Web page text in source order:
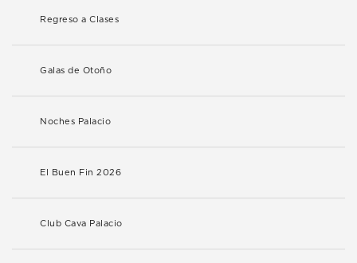
Regreso a Clases
Galas de Otoño
Noches Palacio
El Buen Fin 2026
Club Cava Palacio